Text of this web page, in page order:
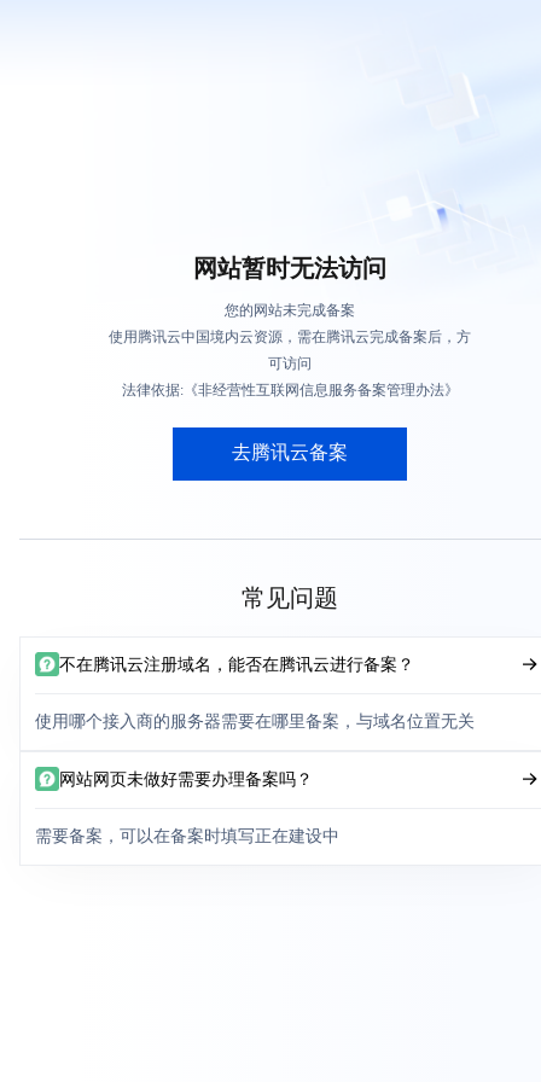
网站暂时无法访问
您的网站未完成备案
使用腾讯云中国境内云资源，需在腾讯云完成备案后，方
可访问
法律依据:《非经营性互联网信息服务备案管理办法》
去腾讯云备案
常见问题
不在腾讯云注册域名，能否在腾讯云进行备案？
使用哪个接入商的服务器需要在哪里备案，与域名位置无关
网站网页未做好需要办理备案吗？
需要备案，可以在备案时填写正在建设中